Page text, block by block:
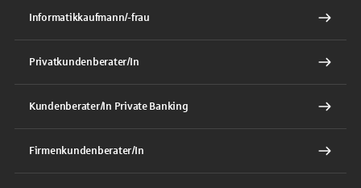
Informatikkaufmann/-frau
Privatkundenberater/In
Kundenberater/In Private Banking
Firmenkundenberater/In